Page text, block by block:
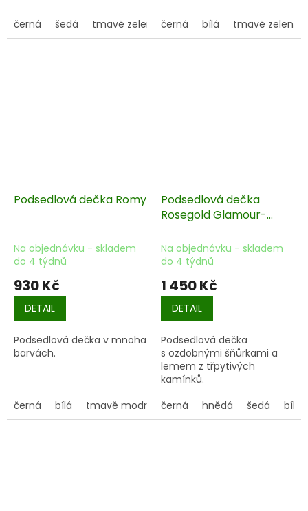
černá šedá tmavě zelená černá bílá tmavě zelená
Podsedlová dečka Romy
Na objednávku - skladem
do 4 týdnů
930 Kč
DETAIL
Podsedlová dečka v mnoha
barvách.
černá bílá tmavě modrá červená růžová
Podsedlová dečka
Rosegold Glamour-
Na objednávku - skladem
do 4 týdnů
1 450 Kč
DETAIL
Podsedlová dečka
s ozdobnými šňůrkami a
lemem z třpytivých
kamínků.
černá
hnědá šedá bílá